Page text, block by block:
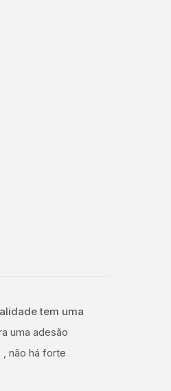
tem uma
uma adesão
, não há forte